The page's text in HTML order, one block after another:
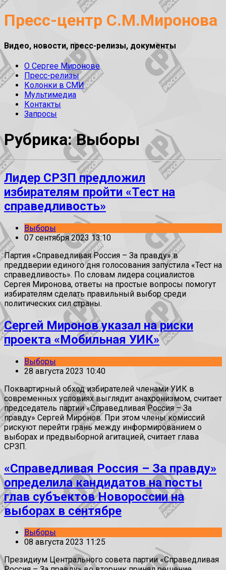
Пресс-центр С.М.Миронова
Видео, новости, пресс-релизы, документы
О Сергее Миронове
Пресс-релизы
Колонки в СМИ
Мультимедиа
Контакты
Запросы
Рубрика: Выборы
Лидер СРЗП предложил
избирателям пройти «Тест на
справедливость»
Выборы
07 сентября 2023 13:10
Партия «Справедливая Россия – За правду» в
преддверии единого дня голосования запустила «Тест на
справедливость». По словам лидера социалистов
Сергея Миронова, ответы на простые вопросы помогут
избирателям сделать правильный выбор среди
политических сил страны.
Сергей Миронов указал на риски
проекта «Мобильная УИК»
Выборы
28 августа 2023 10:40
Поквартирный обход избирателей членами УИК в
современных условиях выглядит анахронизмом, считает
председатель партии «Справедливая Россия – За
правду» Сергей Миронов. При этом члены комиссий
рискуют перейти грань между информированием о
выборах и предвыборной агитацией, считает глава
СРЗП.
«Справедливая Россия – За правду»
определила кандидатов на посты
глав субъектов Новороссии на
выборах в сентябре
Выборы
08 августа 2023 11:25
Президиум Центрального совета партии «Справедливая